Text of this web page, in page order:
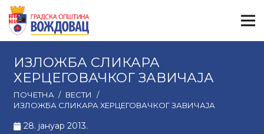
ИЗЛОЖБА СЛИКАРА
ХЕРЦЕГОВАЧКОГ ЗАВИЧАЈА
ПОЧЕТНА / ВЕСТИ
/
ИЗЛОЖБА СЛИКАРА ХЕРЦЕГОВАЧКОГ ЗАВИЧАЈА
28. јануар 2013.